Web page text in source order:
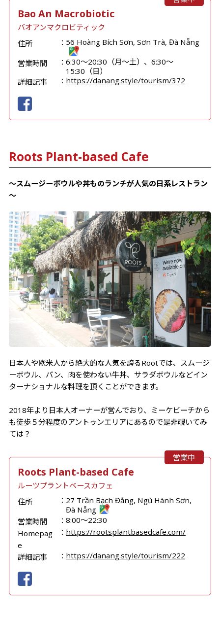
Bao An Macrobiotic
バオアンマクロビティック
住所
56 Hoàng Bích Sơn, Sơn Trà, Đà Nẵng
営業時間
6:30～20:30（月～土）、6:30～
15:30（日）
詳細記事
https://danang.style/tourism/372
Roots Plant-based Cafe
～スムージーボウルや丼ものランチが人気の日系レストラン
～
日本人や欧米人から絶大的な人気を誇るRootでは、スムージ
ーボウル、パン、肉を使わない牛丼、サラダボウルなどイン
ターナショナルな料理を頂くことができます。
2018年より日本人オーナーが営んでおり、ミーケビーチから
も徒歩５分程度のアントゥンエリアにあるので是非覗いてみ
ては？
営業中
Roots Plant-based Cafe
ルーツプラントベースカフェ
住所
27 Trần Bạch Đằng, Ngũ Hành Sơn,
Đà Nẵng
営業時間
8:00～22:30
Homepag
e
https://rootsplantbasedcafe.com/
詳細記事 https://danang.style/tourism/222